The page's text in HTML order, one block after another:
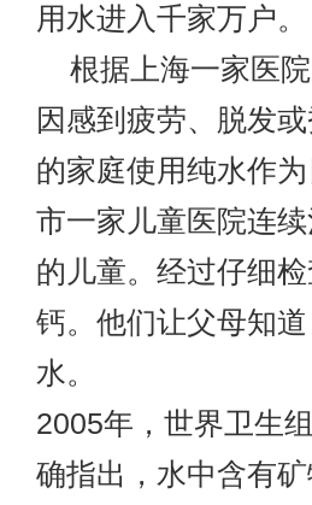
用水进入千家万户。
根据上海一家医院
因感到疲劳、脱发
的家庭使用纯水作
市一家儿童医院连
的儿童。经过仔细
钙。他们让父母知
水。
2005年，世界卫生
确指出，水中含有